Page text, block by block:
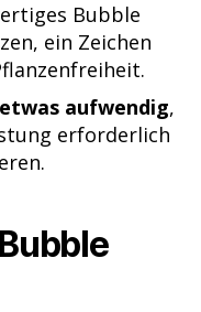
Bubble
ein Zeichen
etwas aufwendig,
erforderlich